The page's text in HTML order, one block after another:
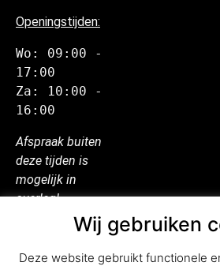
Openingstijden:
Wo: 09:00 -
17:00
Za: 10:00 -
16:00
Afspraak buiten
deze tijden is
mogelijk in
overleg!
Wij gebruiken
Deze website gebruikt functionele